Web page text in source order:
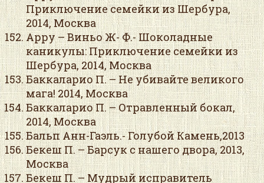
Приключение семейки из Шербура,
2014, Москва
Арру – Виньо Ж- Ф.- Шоколадные
каникулы: Приключение семейки из
Шербура, 2014, Москва
Баккаларио П. – Не убивайте великого
мага! 2014, Москва
Баккаларио П. – Отравленный бокал,
2014, Москва
Бальп Анн-Гаэль.- Голубой Камень,2013
Бекеш П. – Барсук с нашего двора, 2013,
Москва
Бекеш П. – Мудрый исправитель